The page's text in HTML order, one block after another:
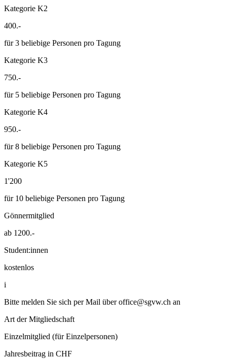
Kategorie K2
400.-
für 3 beliebige Personen pro Tagung
Kategorie K3
750.-
für 5 beliebige Personen pro Tagung
Kategorie K4
950.-
für 8 beliebige Personen pro Tagung
Kategorie K5
1'200
für 10 beliebige Personen pro Tagung
Gönnermitglied
ab 1200.-
Student:innen
kostenlos
i
Bitte melden Sie sich per Mail überoffice@sgvw.ch an
Art der Mitgliedschaft
Einzelmitglied (für Einzelpersonen)
Jahresbeitrag in CHF